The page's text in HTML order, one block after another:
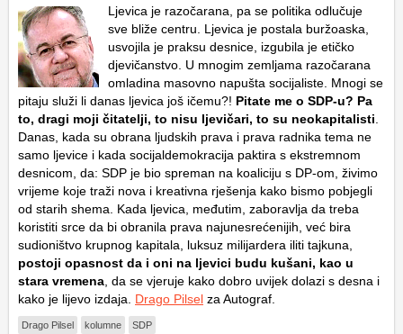
Ljevica je razočarana, pa se politika odlučuje
sve bliže centru. Ljevica je postala buržoaska,
usvojila je praksu desnice, izgubila je etičko
djevičanstvo. U mnogim zemljama razočarana
omladina masovno napušta socijaliste. Mnogi se
pitaju služi li danas ljevica još ičemu?! Pitate me o SDP-u? Pa
to, dragi moji čitatelji, to nisu ljevičari, to su neokapitalisti
Danas, kada su obrana ljudskih prava i prava radnika tema ne
samo ljevice i kada socijaldemokracija paktira s ekstremnom
desnicom, da: SDP je bio spreman na koaliciju s DP-om, živimo
vrijeme koje traži nova i kreativna rješenja kako bismo pobjegli
od starih shema. Kada ljevica, međutim, zaboravlja da treba
koristiti srce da bi obranila prava najunesrećenijih, već bira
sudioništvo krupnog kapitala, luksuz milijardera iliti tajkuna,
postoji opasnost da i oni na ljevici budu kušani, kao u
stara vremena , da se vjeruje kako dobro uvijek dolazi s desna i
kako je lijevo izdaja. Drago Pilsel za Autograf.
Drago Pilsel kolumne SDP